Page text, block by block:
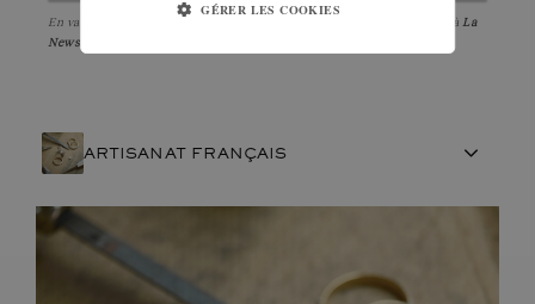
En validant, j'accepte la et d'être abonné à La
Newsletter
ARTISANAT FRANÇAIS
PIERRES
ENGAGEMENTS
GÉRER LES COOKIES